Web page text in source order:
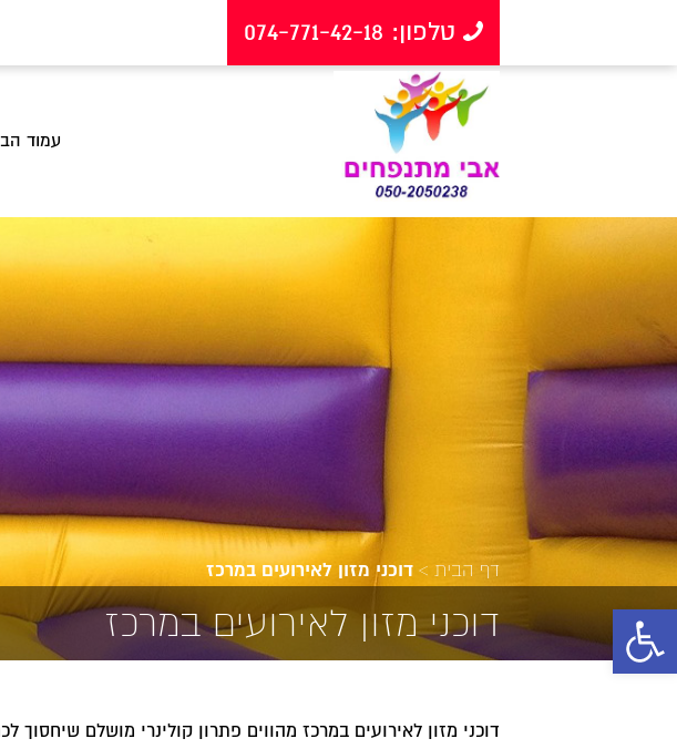
פתח סרגל נגישות
טלפון: 074-771-42-18
עמוד
דף הבית > דוכני מזון לאירועים במרכז
דוכני מזון לאירועים במרכז
דוכני מזון לאירועים במרכז מהווים פתרון קולינרי מושלם